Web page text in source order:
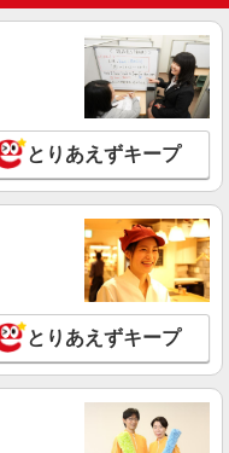
とりあえずキープ
とりあえずキープ